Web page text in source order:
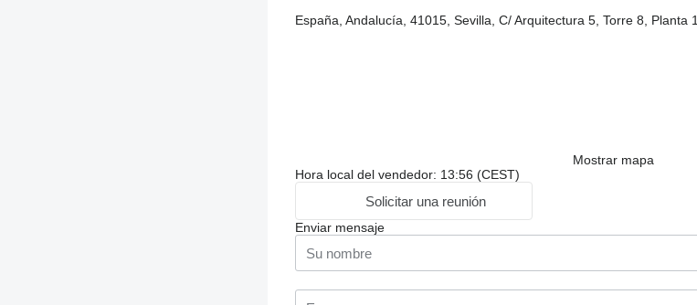
España, Andalucía, 41015, Sevilla, C/ Arquitectura 5, Torre 8, Planta 1,
Mostrar mapa
Hora local del vendedor: 13:56 (CEST)
Solicitar una reunión
Enviar mensaje